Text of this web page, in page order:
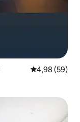
Évaluation
4,98 (59)